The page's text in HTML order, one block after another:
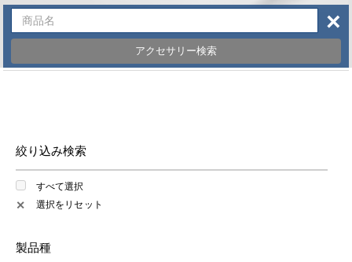
アクセサリー検索
×
絞り込み検索
すべて選択
✕ 選択をリセット
製品種